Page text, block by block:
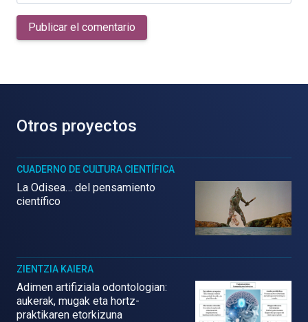
Publicar el comentario
Otros proyectos
CUADERNO DE CULTURA CIENTÍFICA
La Odisea… del pensamiento
científico
ZIENTZIA KAIERA
Adimen artifiziala odontologian:
aukerak, mugak eta hortz-
praktikaren etorkizuna